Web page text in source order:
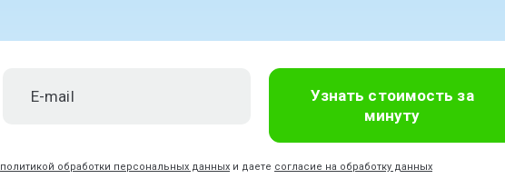
Узнать стоимость за
минуту
политикой обработки персональных данных и даете согласие на обработку данных